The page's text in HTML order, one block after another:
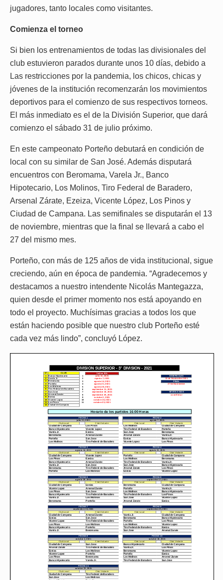
jugadores, tanto locales como visitantes.
Comienza el torneo
Si bien los entrenamientos de todas las divisionales del
club estuvieron parados durante unos 10 días, debido a
Las restricciones por la pandemia, los chicos, chicas y
jóvenes de la institución recomenzarán los movimientos
deportivos para el comienzo de sus respectivos torneos.
El más inmediato es el de la División Superior, que dará
comienzo el sábado 31 de julio próximo.
En este campeonato Porteño debutará en condición de
local con su similar de San José. Además disputará
encuentros con Beromama, Varela Jr., Banco
Hipotecario, Los Molinos, Tiro Federal de Baradero,
Arsenal Zárate, Ezeiza, Vicente López, Los Pinos y
Ciudad de Campana. Las semifinales se disputarán el 13
de noviembre, mientras que la final se llevará a cabo el
27 del mismo mes.
Porteño, con más de 125 años de vida institucional, sigue
creciendo, aún en época de pandemia. “Agradecemos y
destacamos a nuestro intendente Nicolás Mantegazza,
quien desde el primer momento nos está apoyando en
todo el proyecto. Muchísimas gracias a todos los que
están haciendo posible que nuestro club Porteño esté
cada vez más lindo”, concluyó López.